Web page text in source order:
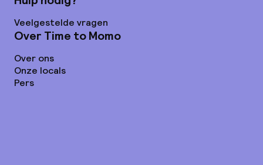
Veelgestelde vragen
Over Time to Momo
Over ons
Onze locals
Pers